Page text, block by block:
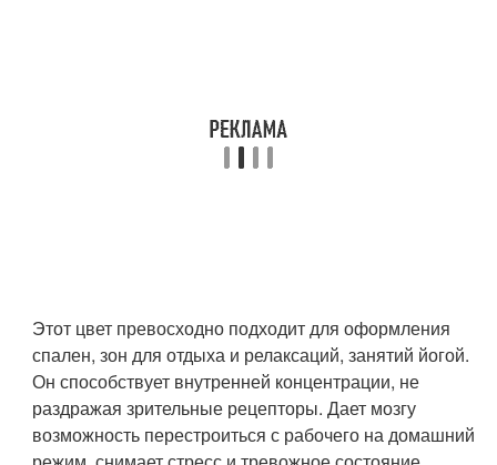
Этот цвет превосходно подходит для оформления
спален, зон для отдыха и релаксаций, занятий йогой.
Он способствует внутренней концентрации, не
раздражая зрительные рецепторы. Дает мозгу
возможность перестроиться с рабочего на домашний